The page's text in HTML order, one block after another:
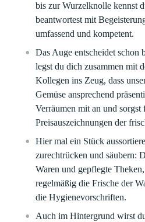
bis zur Wurzelknolle kennst
beantwortest mit
umfassend und kompetent.
Das Auge entscheidet schon
legst du dich zusammen mit
Kollegen ins Zeug, dass
Gemüse ansprechend
Verräumen mit an und sorgst
Preisauszeichnungen der
Hier mal ein Stück
zurechtrücken und säubern:
Waren und gepflegte
regelmäßig die Frische der
die Hygienevorschriften.
Auch im Hintergrund wirst